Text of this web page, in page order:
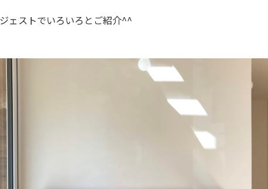
ェストでいろいろとご紹介^^